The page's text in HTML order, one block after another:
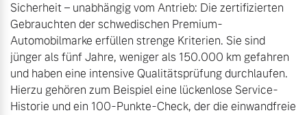
Sicherheit – unabhängig vom Antrieb: Die zertifizierten
Gebrauchten der schwedischen Premium-
Automobilmarke erfüllen strenge Kriterien. Sie sind
jünger als fünf Jahre, weniger als 150.000 km gefahren
und haben eine intensive Qualitätsprüfung durchlaufen.
Hierzu gehören zum Beispiel eine lückenlose Service-
Historie und ein 100-Punkte-Check, der die einwandfreie